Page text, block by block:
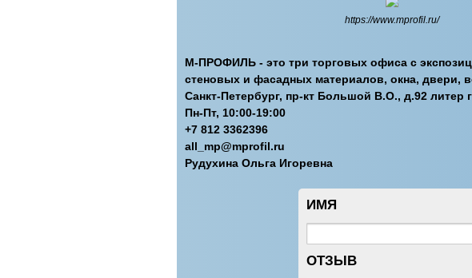
https://www.mprofil.ru/
М-ПРОФИЛЬ - это три торговых офиса с
стеновых и фасадных материалов, окна, двери,
Санкт-Петербург, пр-кт Большой В.О., д.92 литер г
Пн-Пт, 10:00-19:00
+7 812 3362396
all_mp@mprofil.ru
Рудухина Ольга Игоревна
ИМЯ
ОТЗЫВ